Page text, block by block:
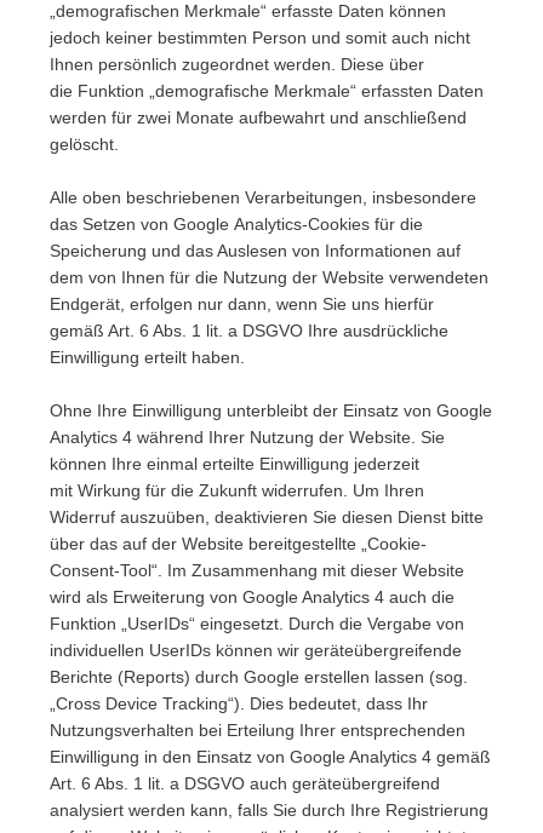
„demografischen Merkmale“ erfasste Daten können
jedoch keiner bestimmten Person und somit auch nicht
Ihnen persönlich zugeordnet werden. Diese über
die Funktion „demografische Merkmale“ erfassten Daten
werden für zwei Monate aufbewahrt und anschließend
gelöscht.
Alle oben beschriebenen Verarbeitungen, insbesondere
das Setzen von Google Analytics-Cookies für die
Speicherung und das Auslesen von Informationen auf
dem von Ihnen für die Nutzung der Website verwendeten
Endgerät, erfolgen nur dann, wenn Sie uns hierfür
gemäß Art. 6 Abs. 1 lit. a DSGVO Ihre ausdrückliche
Einwilligung erteilt haben.
Ohne Ihre Einwilligung unterbleibt der Einsatz von Google
Analytics 4 während Ihrer Nutzung der Website. Sie
können Ihre einmal erteilte Einwilligung jederzeit
mit Wirkung für die Zukunft widerrufen. Um Ihren
Widerruf auszuüben, deaktivieren Sie diesen Dienst bitte
über das auf der Website bereitgestellte „Cookie-
Consent-Tool“. Im Zusammenhang mit dieser Website
wird als Erweiterung von Google Analytics 4 auch die
Funktion „UserIDs“ eingesetzt. Durch die Vergabe von
individuellen UserIDs können wir geräteübergreifende
Berichte (Reports) durch Google erstellen lassen (sog.
„Cross Device Tracking“). Dies bedeutet, dass Ihr
Nutzungsverhalten bei Erteilung Ihrer entsprechenden
Einwilligung in den Einsatz von Google Analytics 4 gemäß
Art. 6 Abs. 1 lit. a DSGVO auch geräteübergreifend
analysiert werden kann, falls Sie durch Ihre Registrierung